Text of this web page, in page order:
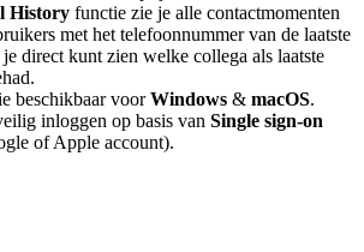
History functie zie je alle contactmomenten
met het telefoonnummer van de laatste
direct kunt zien welke collega als laatste
beschikbaar voorWindows & macOS.
inloggen op basis van Single sign-on
of Apple account).